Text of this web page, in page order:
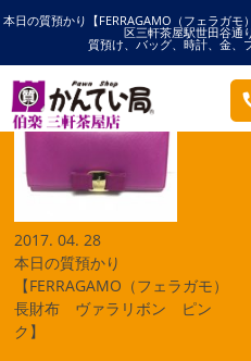
本日の質預かり【FERRAGAMO（フェラ
区三軒茶屋駅世田谷通
質預け、バッグ、時計、金、
HOME ヴァラリボンの記事一覧
ブログ
2017. 04. 28
本日の質預かり
【FERRAGAMO（フェラガモ）
長財布 ヴァラリボン ピン
ク】